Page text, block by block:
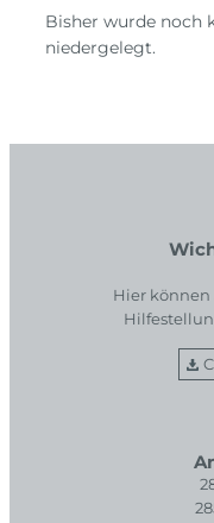
Bisher wurde noch
niedergelegt.
Hier